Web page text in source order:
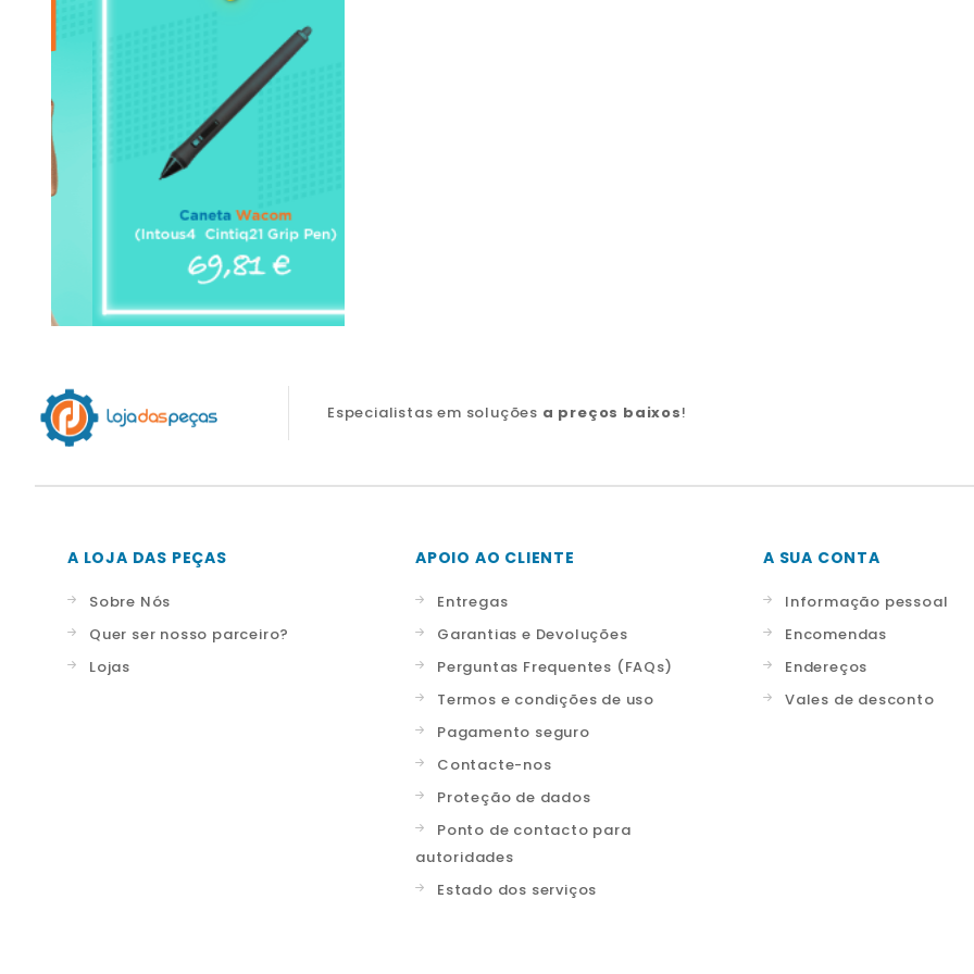
Especialistas em soluções a preços baixos!
A LOJA DAS PEÇAS
Sobre Nós
Quer ser nosso parceiro?
Lojas
APOIO AO CLIENTE
Entregas
Garantias e Devoluções
Perguntas Frequentes (FAQs)
Termos e condições de uso
Pagamento seguro
Contacte-nos
Proteção de dados
Ponto de contacto para
autoridades
Estado dos serviços
A SUA CONTA
Informação pessoal
Encomendas
Endereços
Vales de desconto